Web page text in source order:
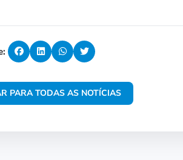
PARA TODAS AS NOTÍCIAS